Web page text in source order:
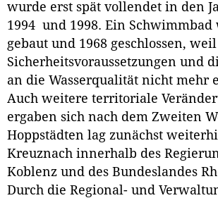
wurde erst spät vollendet in den
1994 und 1998. Ein Schwimmbad
gebaut und 1968 geschlossen,
Sicherheitsvoraussetzungen und
an die Wasserqualität nicht mehr
Auch weitere territoriale
ergaben sich nach dem Zweiten
Hoppstädten lag zunächst
Kreuznach innerhalb des
Koblenz und des Bundeslandes
Durch die Regional- und